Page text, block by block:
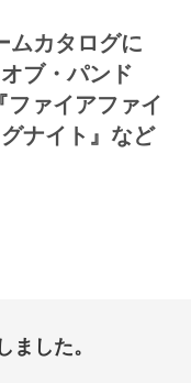
カタログに
ブ・パンド
ァイアファイ
ナイト』など
した。